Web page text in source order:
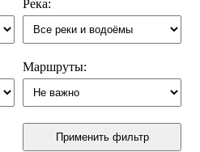
Река:
Маршруты:
Применить фильтр